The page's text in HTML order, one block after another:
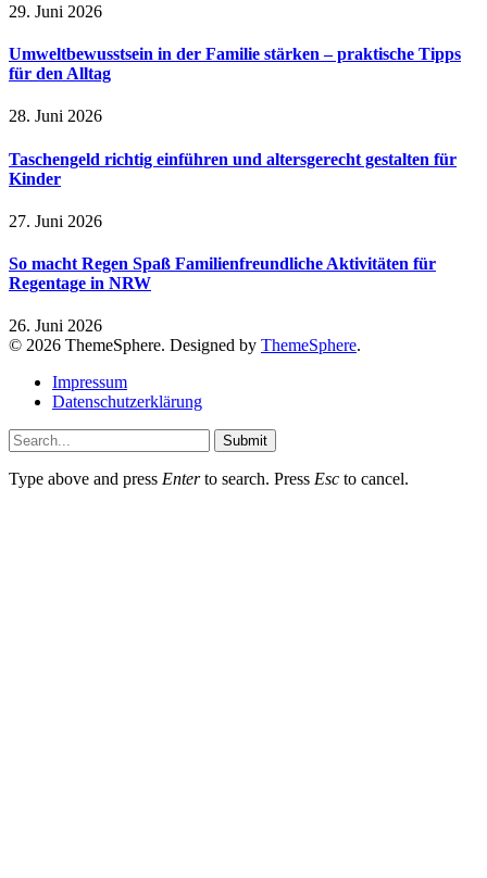
29. Juni 2026
Umweltbewusstsein in der Familie stärken – praktische Tipps
für den Alltag
28. Juni 2026
Taschengeld richtig einführen und altersgerecht gestalten für
Kinder
27. Juni 2026
So macht Regen Spaß Familienfreundliche Aktivitäten für
Regentage in NRW
26. Juni 2026
© 2026 ThemeSphere. Designed by ThemeSphere.
Impressum
Datenschutzerklärung
Submit
Type above and press Enterto search. Press Esc to cancel.